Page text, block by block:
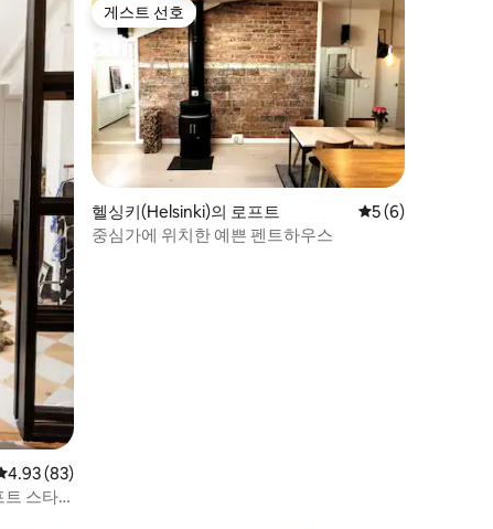
점 4.93점(5점 만점), 후기 83개
4.93 (83)
트 스타
게스트 선호
게스트 선호
헬싱키(Helsinki)의 로프트 평점 5점(5점 만점
5 (6)
중심가에 위치한 예쁜 펜트하우스